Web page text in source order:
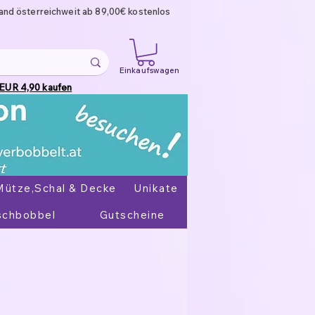
österreichweit ab 89,00€ kostenlos
Einkaufswagen
4,90 kaufen
& Decke
Unikate
Gutscheine